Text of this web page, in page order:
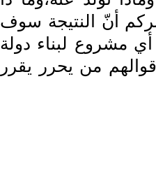
أنّ النتيجة سوف
مشروع لبناء دولة
من يحرر يقرر